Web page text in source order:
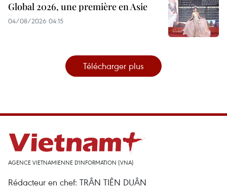
Global 2026, une première en Asie
04/08/2026 04:15
Télécharger plus
AGENCE VIETNAMIENNE D'INFORMATION (VNA)
Rédacteur en chef: TRÂN TIÊN DUÂN